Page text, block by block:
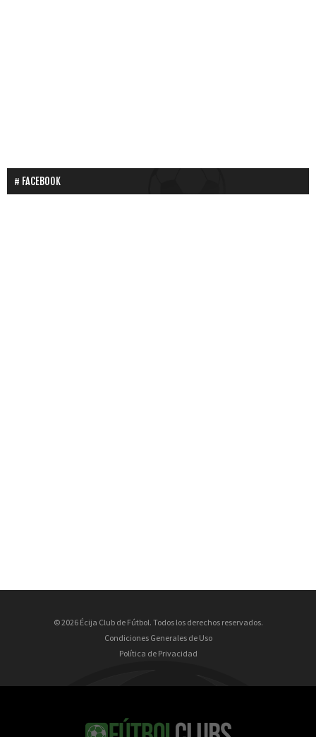
FACEBOOK
© 2026 Écija Club de Fútbol. Todos los derechos reservados.
Condiciones Generales de Uso
Política de Privacidad